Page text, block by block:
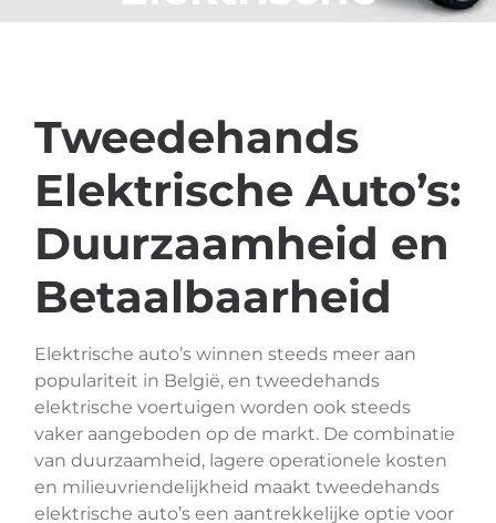
Tweedehands
Elektrische Auto’s:
Duurzaamheid en
Betaalbaarheid
Elektrische auto’s winnen steeds meer aan
populariteit in België, en tweedehands
elektrische voertuigen worden ook steeds
vaker aangeboden op de markt. De combinatie
van duurzaamheid, lagere operationele kosten
en milieuvriendelijkheid maakt tweedehands
elektrische auto’s een aantrekkelijke optie voor